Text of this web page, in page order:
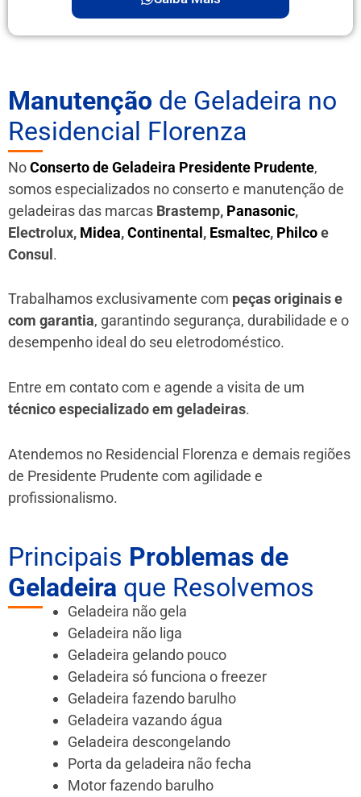
Manutenção de Geladeira no
Residencial Florenza
NoConserto de Geladeira Presidente Prudente,
somos especializados no conserto e manutenção de
geladeiras das marcas Brastemp, Panasonic,
Electrolux, Midea,Continental, Esmaltec, Philcoe
Consul.
Trabalhamos exclusivamente com peças originais e
com garantia, garantindo segurança, durabilidade e o
desempenho ideal do seu eletrodoméstico.
Entre em contato com e agende a visita de um
técnico especializado em geladeiras.
Atendemos no Residencial Florenza e demais regiões
de Presidente Prudente com agilidade e
profissionalismo.
Principais Problemas de
Geladeira que Resolvemos
Geladeira não gela
Geladeira não liga
Geladeira gelando pouco
Geladeira só funciona o freezer
Geladeira fazendo barulho
Geladeira vazando água
Geladeira descongelando
Porta da geladeira não fecha
Motor fazendo barulho